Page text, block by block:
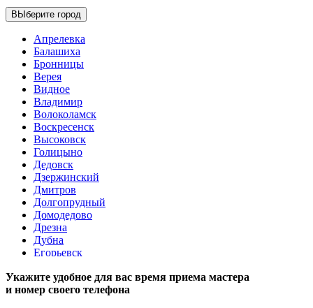
ВЫберите город
Апрелевка
Балашиха
Бронницы
Верея
Видное
Владимир
Волоколамск
Воскресенск
Высоковск
Голицыно
Дедовск
Дзержинский
Дмитров
Долгопрудный
Домодедово
Дрезна
Дубна
Егорьевск
Жуковский
Зарайск
Укажите удобное для вас время приема мастера
и номер своего телефона